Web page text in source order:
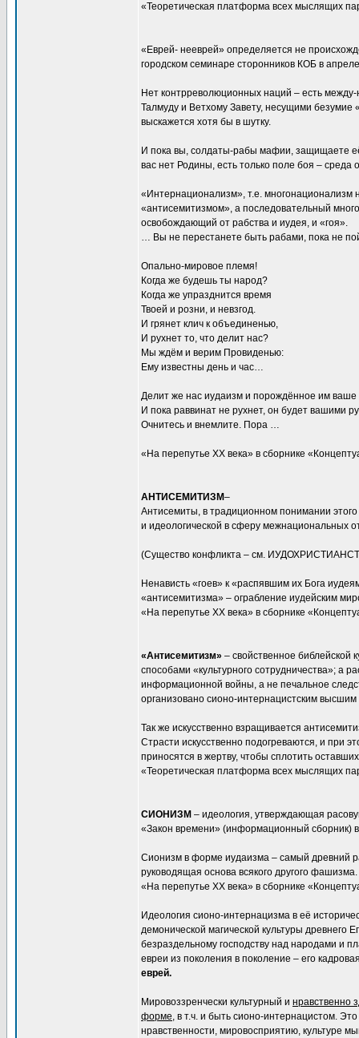
«Теоретическая платформа всех мыслящих
«Еврей- нееврей» определяется не
городском семинаре сторонников КОБ в
Нет контрреволюционных наций – есть
Талмуду и Ветхому Завету, несущими безумие
выскажется хотя бы в шутку.
И пока вы, солдаты-рабы мафии, защищаете
вас нет Родины, есть только поле боя –
«Интернационализм», т.е. многонационализм
«антисемитизмом», а последовательный
освобождающий от рабства и иудея, и «гоя».
… Вы не перестанете быть рабами, пока не
Опально-мировое племя!
Когда же будешь ты народ?
Когда же упразднится время
Твоей и розни, и невзгод.
И грянет клич к объединенью,
И рухнет то, что делит нас?
Мы ждём и верим Провиденью:
Ему известны день и час…
Делит же нас иудаизм и порождённое им ваше
И пока раввинат не рухнет, он будет вашими
Очнитесь и внемлите. Пора …
«На перепутье XX века» в сборнике
АНТИСЕМИТИЗМ–
Антисемиты, в традиционном понимании
и идеологической в сферу межнациональных
(Существо конфликта – см.
Ненависть «гоев» к «распявшим их Бога
«антисемитизма» – ограбление иудейским
«На перепутье XX века» в сборнике
«Антисемитизм» – свойственное библейской
способами «культурного сотрудничества»; а
информационной войны, а не печальное
организовано сионо-интернацистским высшим
Так же искусственно взращивается
Страсти искусственно подогреваются, и при
приносятся в жертву, чтобы сплотить
«Теоретическая платформа всех мыслящих
СИОНИЗМ – идеология, утверждающая
«Закон времени» (информационный сборник)
Сионизм в форме иудаизма – самый древний
руководящая основа всякого другого фашизма.
«На перепутье XX века» в сборнике
Идеология сионо-интернацизма в её
демонической магической культуры древнего
безраздельному господству над народами и
евреи из поколения в поколение – его
еврей.
Мировоззренчески культурный и нравственно
форме, в т.ч. и быть сионо-интернацистом.
нравственности, мировосприятию, культуре